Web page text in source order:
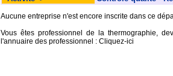
Aucune entreprise n'est encore inscrite dans ce
Vous êtes professionnel de la thermographie,
l'annuaire des professionnel : Cliquez-ici